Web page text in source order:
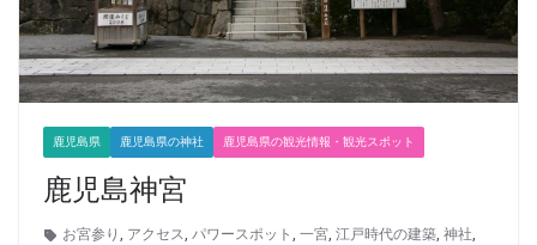
鹿児島県 鹿児島県の神社 鹿児島県の観光情報・観光スポット
鹿児島神宮
お宮参り , アクセス, パワースポット , 一宮, 江戸時代の建築, 神社,